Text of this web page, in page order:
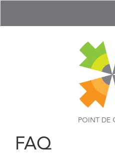
POINT DE
FAQ